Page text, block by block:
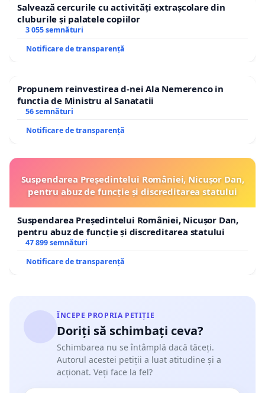
Salvează cercurile cu activități extrașcolare din
cluburile și palatele copiilor
3 055 semnături
Notificare de transparență
Propunem reinvestirea d-nei Ala Nemerenco in
functia de Ministru al Sanatatii
56 semnături
Notificare de transparență
Suspendarea Președintelui României, Nicușor Dan,
pentru abuz de funcție și discreditarea statului
Suspendarea Președintelui României, Nicușor Dan,
pentru abuz de funcție și discreditarea statului
47 899 semnături
Notificare de transparență
ÎNCEPE PROPRIA PETIȚIE
Doriți să schimbați ceva?
Schimbarea nu se întâmplă dacă tăceți.
Autorul acestei petiții a luat atitudine și a
acționat. Veți face la fel?